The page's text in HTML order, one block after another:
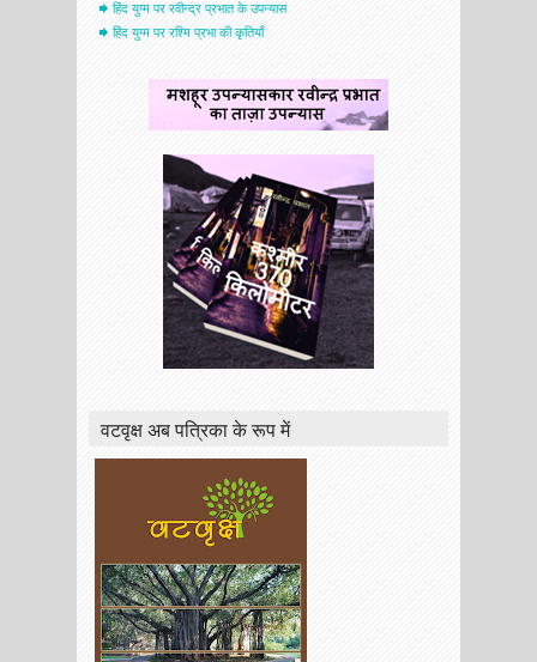
हिंद युग्म पर रवीन्द्र प्रभात के उपन्यास
हिंद युग्म पर रश्मि प्रभा की कृतियाँ
वटवृक्ष अब पत्रिका के रूप में